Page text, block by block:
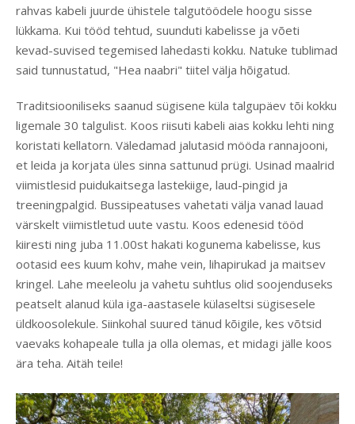
rahvas kabeli juurde ühistele talgutöödele hoogu sisse
lükkama. Kui tööd tehtud, suunduti kabelisse ja võeti
kevad-suvised tegemised lahedasti kokku. Natuke tublimad
said tunnustatud, "Hea naabri" tiitel välja hõigatud.
Traditsiooniliseks saanud sügisene küla talgupäev tõi kokku
ligemale 30 talgulist. Koos riisuti kabeli aias kokku lehti ning
koristati kellatorn. Väledamad jalutasid mööda rannajooni,
et leida ja korjata üles sinna sattunud prügi. Usinad maalrid
viimistlesid puidukaitsega lastekiige, laud-pingid ja
treeningpalgid. Bussipeatuses vahetati välja vanad lauad
värskelt viimistletud uute vastu. Koos edenesid tööd
kiiresti ning juba 11.00st hakati kogunema kabelisse, kus
ootasid ees kuum kohv, mahe vein, lihapirukad ja maitsev
kringel. Lahe meeleolu ja vahetu suhtlus olid soojenduseks
peatselt alanud küla iga-aastasele külaseltsi sügisesele
üldkoosolekule. Siinkohal suured tänud kõigile, kes võtsid
vaevaks kohapeale tulla ja olla olemas, et midagi jälle koos
ära teha. Aitäh teile!